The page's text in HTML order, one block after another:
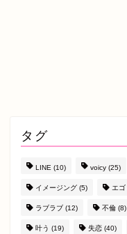
タグ
LINE (10) voicy (25)
イメージング (5) エゴ
ラブラブ (12) 不倫 (8)
叶う (19) 失恋 (40)